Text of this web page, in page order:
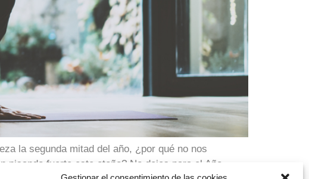
la segunda mitad del año, ¿por qué no nos
pisando fuerte este otoño? No dejes para el Año